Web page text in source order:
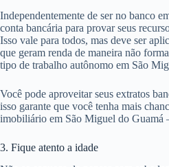
Como você deve saber, normalmente
melhores para os seus clientes, dessa
fazer um pedido você tenha acesso a
São Miguel do Guamá.
você é um bom pagador já que eles
suas movimentações em São Miguel
chances de ser aprovado para o
2. Como conseguir crédito imobiliário